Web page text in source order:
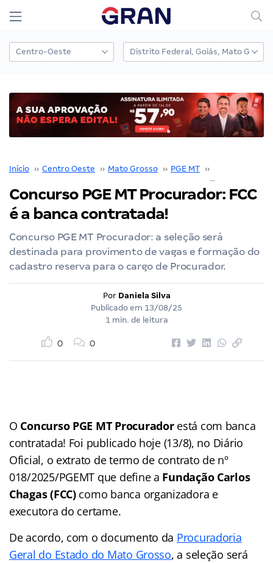
Início ›› Centro Oeste ›› Mato Grosso ›› PGE MT ››
Concurso PGE MT Procurador: FCC
é a banca contratada!
Concurso PGE MT Procurador: a seleção será
destinada para provimento de vagas e formação do
cadastro reserva para o cargo de Procurador.
Por Daniela Silva
Publicado em 13/08/25
1 min. de leitura
0 0
O Concurso PGE MT Procuradorestá com banca
contratada! Foi publicado hoje (13/8), no Diário
Oficial, o extrato de termo de contrato de nº
018/2025/PGEMT que define a Fundação Carlos
Chagas (FCC)como banca organizadora e
executora do certame.
De acordo, com o documento da Procuradoria
Geral do Estado do Mato Grosso, a seleção será